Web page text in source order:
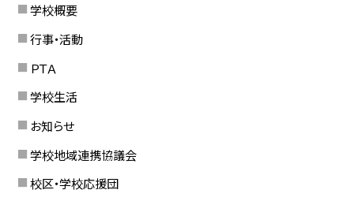
学校概要
行事・活動
ＰＴＡ
学校生活
お知らせ
学校地域連携協議会
校区・学校応援団